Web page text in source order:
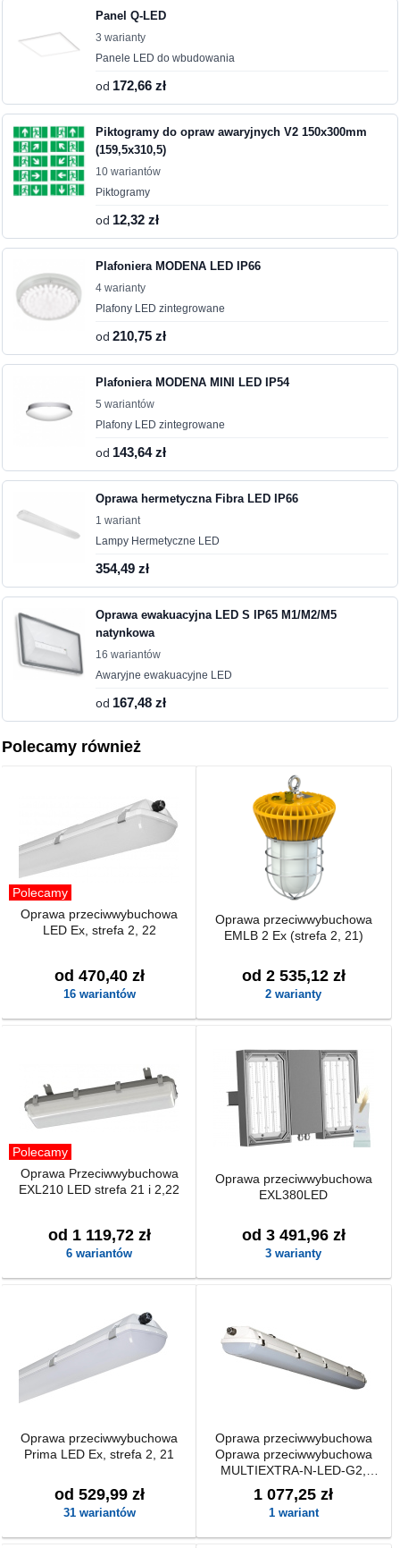
Panel Q-LED
3 warianty
Panele LED do wbudowania
od 172,66 zł
Piktogramy do opraw awaryjnych V2 150x300mm
(159,5x310,5)
10 wariantów
Piktogramy
od 12,32 zł
Plafoniera MODENA LED IP66
4 warianty
Plafony LED zintegrowane
od210,75 zł
Plafoniera MODENA MINI LED IP54
5 wariantów
Plafony LED zintegrowane
od 143,64 zł
Oprawa hermetyczna Fibra LED IP66
1 wariant
Lampy Hermetyczne LED
354,49 zł
Oprawa ewakuacyjna LED S IP65 M1/M2/M5
natynkowa
16 wariantów
Awaryjne ewakuacyjne LED
od 167,48 zł
Polecamy również
Polecamy
Oprawa przeciwwybuchowa
LED Ex, strefa 2, 22
od 470,40 zł
16 wariantów
Oprawa przeciwwybuchowa
EMLB 2 Ex (strefa 2, 21)
od 2 535,12 zł
2 warianty
Polecamy
Oprawa Przeciwwybuchowa
EXL210 LED strefa 21 i 2,22
od 1 119,72 zł
6 wariantów
Oprawa przeciwwybuchowa
EXL380LED
od 3 491,96 zł
3 warianty
Oprawa przeciwwybuchowa
Prima LED Ex, strefa 2, 21
od 529,99 zł
31 wariantów
Oprawa przeciwwybuchowa
Oprawa przeciwwybuchowa
MULTIEXTRA-N-LED-G2,
strefa 2/22
1 077,25 zł
1 wariant